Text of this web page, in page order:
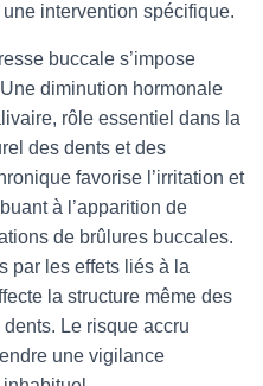
intervention spécifique.
buccale s’impose
diminution hormonale
rôle essentiel dans la
des dents et des
favorise l’irritation et
à l’apparition de
de brûlures buccales.
par les effets liés à la
la structure même des
Le risque accru
une vigilance